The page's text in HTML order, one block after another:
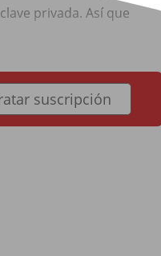
privada. Así que
suscripción